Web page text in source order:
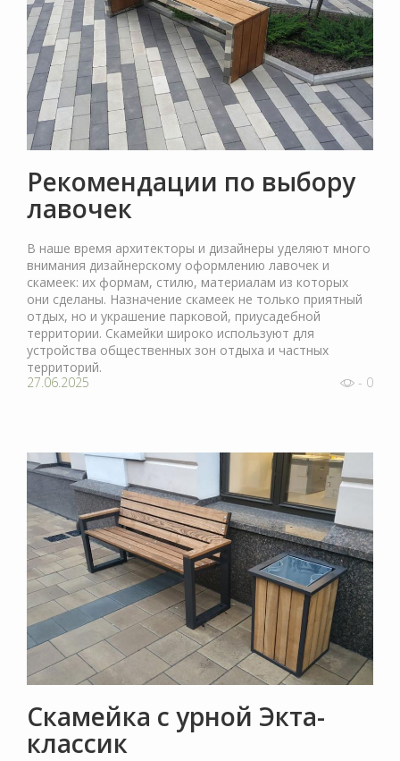
Рекомендации по выбору
лавочек
В наше время архитекторы и дизайнеры уделяют много
внимания дизайнерскому оформлению лавочек и
скамеек: их формам, стилю, материалам из которых
они сделаны. Назначение скамеек не только приятный
отдых, но и украшение парковой, приусадебной
территории. Скамейки широко используют для
устройства общественных зон отдыха и частных
территорий.
27.06.2025
- 0
Скамейка с урной Экта-
классик